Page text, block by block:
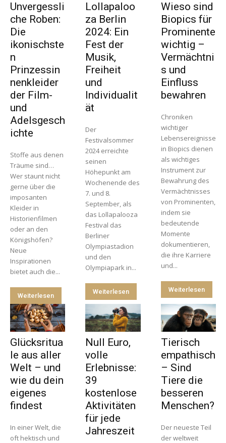
Unvergessli
che Roben:
Die
ikonischste
n
Prinzessin
nenkleider
der Film-
und
Adelsgesch
ichte
Stoffe aus denen
Träume sind…
Wer staunt nicht
gerne über die
imposanten
Kleider in
Historienfilmen
oder an den
Königshöfen?
Neue
Inspirationen
bietet auch die...
Weiterlesen
Lollapaloo
za Berlin
2024: Ein
Fest der
Musik,
Freiheit
und
Individualit
ät
Der
Festivalsommer
2024 erreichte
seinen
Höhepunkt am
Wochenende des
7. und 8.
September, als
das Lollapalooza
Festival das
Berliner
Olympiastadion
und den
Olympiapark in...
Weiterlesen
Wieso sind
Biopics für
Prominente
wichtig –
Vermächtni
s und
Einfluss
bewahren
Chroniken
wichtiger
Lebensereignisse
in Biopics dienen
als wichtiges
Instrument zur
Bewahrung des
Vermächtnisses
von Prominenten,
indem sie
bedeutende
Momente
dokumentieren,
die ihre Karriere
und...
Weiterlesen
Glücksritua
le aus aller
Welt – und
wie du dein
eigenes
findest
In einer Welt, die
oft hektisch und
Null Euro,
volle
Erlebnisse:
39
kostenlose
Aktivitäten
für jede
Jahreszeit
Tierisch
empathisch
– Sind
Tiere die
besseren
Menschen?
Der neueste Teil
der weltweit